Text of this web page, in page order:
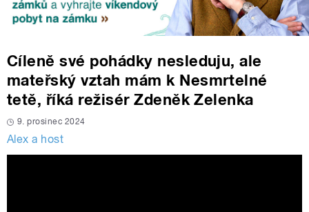
Cíleně své pohádky nesleduju, ale
mateřský vztah mám k Nesmrtelné
tetě, říká režisér Zdeněk Zelenka
9. prosinec 2024
Alex a host